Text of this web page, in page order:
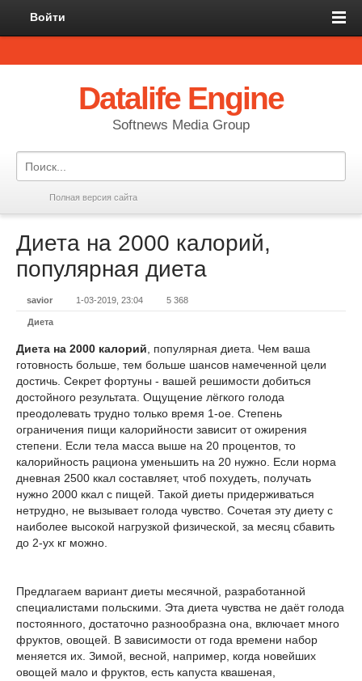
Войти
Datalife Engine
Softnews Media Group
Полная версия сайта
Диета на 2000 калорий,
популярная диета
savior 1-03-2019, 23:04 5 368
Диета
Диета на 2000 калорий , популярная диета. Чем ваша
готовность больше, тем больше шансов намеченной цели
достичь. Секрет фортуны - вашей решимости добиться
достойного результата. Ощущение лёгкого голода
преодолевать трудно только время 1-ое. Степень
ограничения пищи калорийности зависит от ожирения
степени. Если тела масса выше на 20 процентов, то
калорийность рациона уменьшить на 20 нужно. Если норма
дневная 2500 ккал составляет, чтоб похудеть, получать
нужно 2000 ккал с пищей. Такой диеты придерживаться
нетрудно, не вызывает голода чувство. Сочетая эту диету с
наиболее высокой нагрузкой физической, за месяц сбавить
до 2-ух кг можно.
Предлагаем вариант диеты месячной, разработанной
специалистами польскими. Эта диета чувства не даёт голода
постоянного, достаточно разнообразна она, включает много
фруктов, овощей. В зависимости от года времени набор
меняется их. Зимой, весной, например, когда новейших
овощей мало и фруктов, есть капуста квашеная,